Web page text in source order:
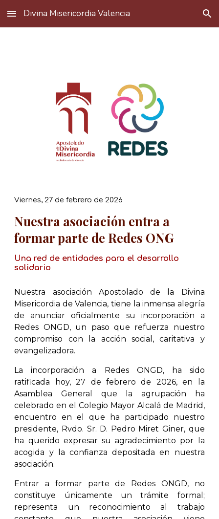
Skip to main content Skip to navigation
Divina Misericordia Valencia
Viernes, 27 de febrero de 2026
Nuestra asociación entra a
formar parte de Redes ONG
Una red de entidades para el desarrollo
solidario
Nuestra asociación Apostolado de la Divina
Misericordia de Valencia, tiene la inmensa alegría
de anunciar oficialmente su incorporación a
Redes ONGD, un paso que refuerza nuestro
compromiso con la acción social, caritativa y
evangelizadora.
La incorporación a Redes ONGD, ha sido
ratificada hoy, 27 de febrero de 2026, en la
Asamblea General que la agrupación ha
celebrado en el Colegio Mayor Alcalá de Madrid,
encuentro en el que ha participado nuestro
presidente, Rvdo. Sr. D. Pedro Miret Giner, que
ha querido expresar su agradecimiento por la
acogida y la confianza depositada en nuestra
asociación.
Entrar a formar parte de Redes ONGD, no
constituye únicamente un trámite formal;
representa un reconocimiento al trabajo